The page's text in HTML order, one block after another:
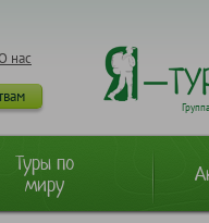
нас
Туры по
миру